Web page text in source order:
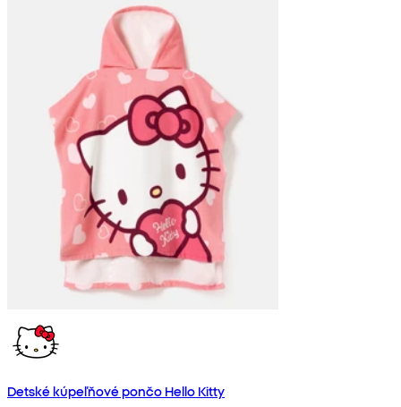
Detské kúpeľňové pončo Hello Kitty